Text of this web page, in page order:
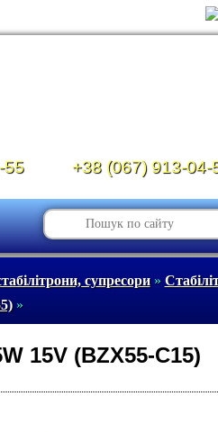
55 +38 (067) 913-04-
супресори»
»
15V (BZX55-C15)